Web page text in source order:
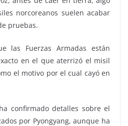
norcoreanos suelen acabar
pruebas.
las Fuerzas Armadas están
en el que aterrizó el misil
el motivo por el cual cayó en
confirmado detalles sobre el
por Pyongyang, aunque ha